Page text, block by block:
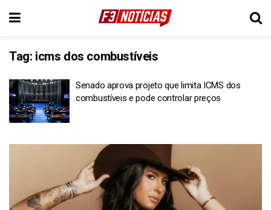
Tag: icms dos combustíveis
Senado aprova projeto que limita ICMS dos
combustíveis e pode controlar preços